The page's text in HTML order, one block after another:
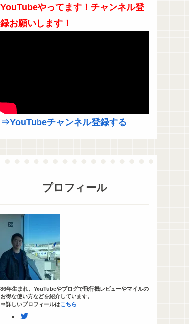
YouTubeやってます！チャンネル登
録お願いします！
⇒YouTubeチャンネル登録する
プロフィール
86年生まれ、YouTubeやブログで飛行機レビューやマイルの
お得な使い方などを紹介しています。
⇒詳しいプロフィールはこちら